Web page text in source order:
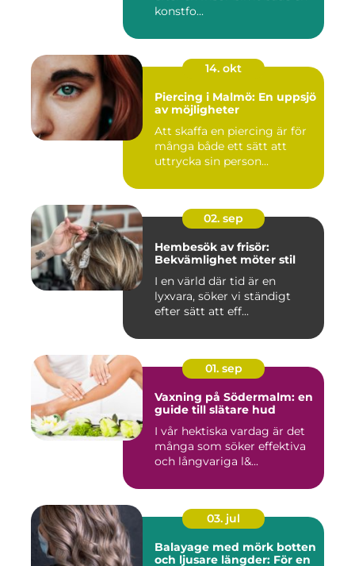
konstfo...
14. okt
Piercing i Malmö: En uppsjö
av möjligheter
Att skaffa en piercing är för
många både ett sätt att
uttrycka sin person...
02. sep
Hembesök av frisör:
Bekvämlighet möter stil
I en värld där tid är en
lyxvara, söker vi ständigt
efter sätt att eff...
01. sep
Vaxning på Södermalm: en
guide till slätare hud
I vår hektiska vardag är det
många som söker effektiva
och långvariga l&...
03. jul
Balayage med mörk botten
och ljusare längder: För en